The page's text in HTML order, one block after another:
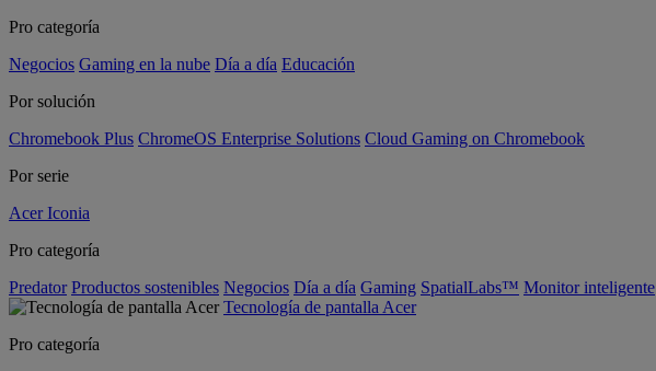
Pro categoría
Negocios Gaming en la nube Día a día Educación
Por solución
Chromebook Plus ChromeOS Enterprise Solutions Cloud Gaming on Chromebook
Por serie
Acer Iconia
Pro categoría
Predator Productos sostenibles Negocios Día a día Gaming SpatialLabs™ Monitor inteligente
Tecnología de pantalla Acer
Pro categoría